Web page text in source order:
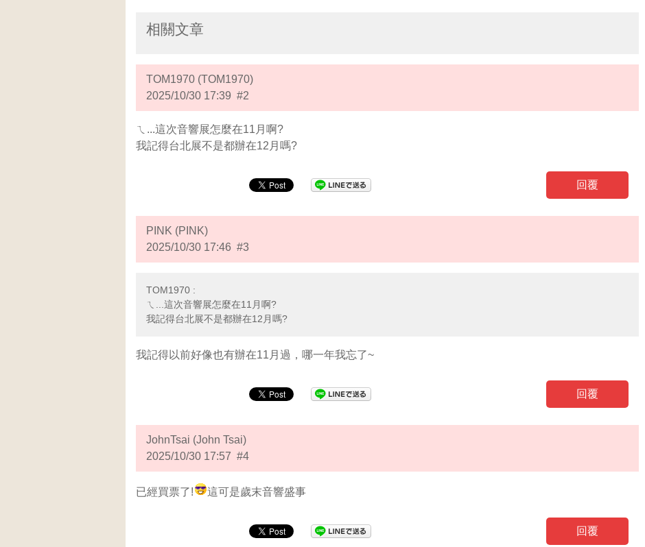
相關文章
TOM1970 (TOM1970)
2025/10/30 17:39 #2
ㄟ...這次音響展怎麼在11月啊?
我記得台北展不是都辦在12月嗎?
回覆
PINK (PINK)
2025/10/30 17:46 #3
TOM1970 :
ㄟ...這次音響展怎麼在11月啊?
我記得台北展不是都辦在12月嗎?
我記得以前好像也有辦在11月過，哪一年我忘了~
回覆
JohnTsai (John Tsai)
2025/10/30 17:57 #4
已經買票了! 這可是歲末音響盛事
回覆